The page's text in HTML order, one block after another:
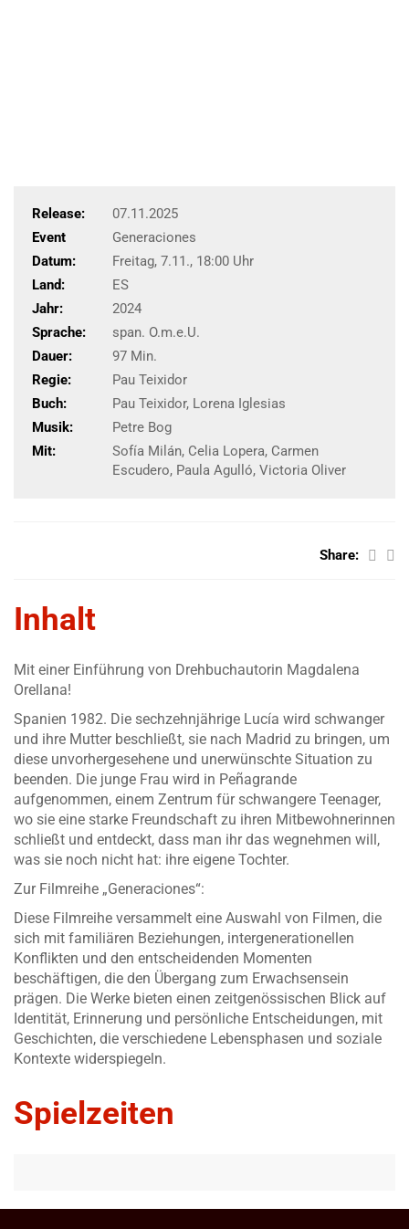
Release:
07.11.2025
Event
Generaciones
Datum:
Freitag, 7.11., 18:00 Uhr
Land:
ES
Jahr:
2024
Sprache:
span. O.m.e.U.
Dauer:
97 Min.
Regie:
Pau Teixidor
Buch:
Pau Teixidor, Lorena Iglesias
Musik:
Petre Bog
Mit:
Sofía Milán, Celia Lopera, Carmen
Escudero, Paula Agulló, Victoria Oliver
Share:
Inhalt
Mit einer Einführung von Drehbuchautorin Magdalena
Orellana!
Spanien 1982. Die sechzehnjährige Lucía wird schwanger
und ihre Mutter beschließt, sie nach Madrid zu bringen, um
diese unvorhergesehene und unerwünschte Situation zu
beenden. Die junge Frau wird in Peñagrande
aufgenommen, einem Zentrum für schwangere Teenager,
wo sie eine starke Freundschaft zu ihren Mitbewohnerinnen
schließt und entdeckt, dass man ihr das wegnehmen will,
was sie noch nicht hat: ihre eigene Tochter.
Zur Filmreihe „Generaciones“:
Diese Filmreihe versammelt eine Auswahl von Filmen, die
sich mit familiären Beziehungen, intergenerationellen
Konflikten und den entscheidenden Momenten
beschäftigen, die den Übergang zum Erwachsensein
prägen. Die Werke bieten einen zeitgenössischen Blick auf
Identität, Erinnerung und persönliche Entscheidungen, mit
Geschichten, die verschiedene Lebensphasen und soziale
Kontexte widerspiegeln.
Spielzeiten